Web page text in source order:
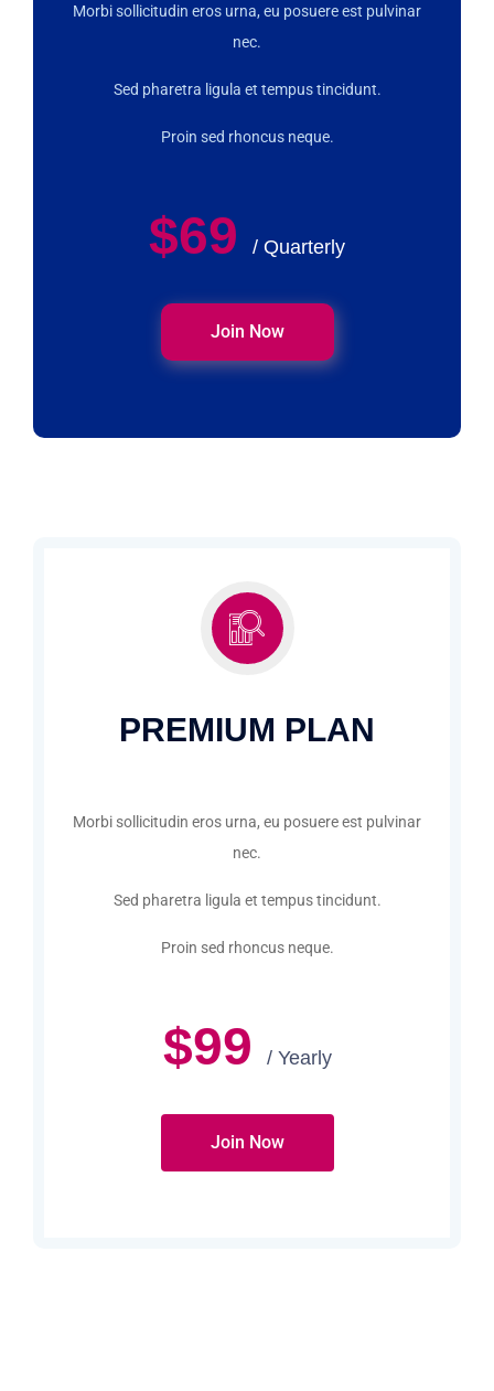
Morbi sollicitudin eros urna, eu posuere est pulvinar
nec.
Sed pharetra ligula et tempus tincidunt.
Proin sed rhoncus neque.
$69 / Quarterly
Join Now
PREMIUM PLAN
Morbi sollicitudin eros urna, eu posuere est pulvinar
nec.
Sed pharetra ligula et tempus tincidunt.
Proin sed rhoncus neque.
$99 / Yearly
Join Now